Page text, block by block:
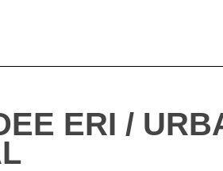
ERI /